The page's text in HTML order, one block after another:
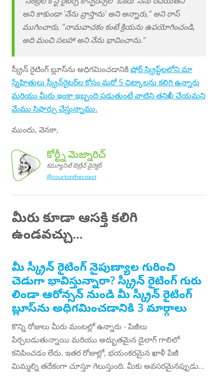
అని కాకుండా 'నేను వ్రాస్తాను' అని అన్నారు," అని రాస్
ముగించారు, "నామవాచకం కంటే క్రియను ఉపయోగించండి,
అది మంచి సలహా అని నేను భావించాను."
స్క్రీన్ రైటింగ్ బ్లూస్‌ను అధిగమించడానికిషోర్ స్క్రిప్ట్‌లలోని మా
స్నేహితులు స్క్రీన్‌రైటర్‌ల కోసం మరో 5 చిట్కాలను కలిగి ఉన్నారు
మరియు మీరు ఇంకా ఇబ్బంది పడుతుంటే వాటిని తనిఖీ చేయమని
మేము సిఫార్సు చేస్తున్నాము.
ముందు, వెనకా,
కోర్ట్నీ మె
జ్నారిచ్,
క
మ్యూనిటీ
ఔట్రీచ్
డైరెక్టర్
కోర్ట్నీ మెజ్నారిచ్
కమ్యూనిటీ ఔట్రీచ్ డైరెక్టర్
@courtonthecoast
మీరు కూడా ఆసక్తి కలిగి
ఉండవచ్చు...
మీ స్క్రీన్ రైటింగ్ నైపుణ్యాల గురించి
చెడుగా భావిస్తున్నారా? స్క్రీన్ రైటింగ్ గురు
లిండా ఆరోన్సన్ నుండి మీ స్క్రీన్ రైటింగ్
బ్లూస్‌ను అధిగమించడానికి 3 మార్గాలు
కొన్ని రోజులు మీరు మంటల్లో ఉన్నారు - పేజీలు
పేర్చబడుతున్నాయి మరియు అద్భుతమైన డైలాగ్ గాలిలో
కనిపించడం లేదు. ఇతర రోజుల్లో, భయంకరమైన ఖాళీ పేజీ
మిమ్మల్ని తదేకంగా చూస్తూ గెలుస్తుంది. మీకు అవసరమైనప్పుడు